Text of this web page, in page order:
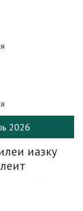
2026
иазку